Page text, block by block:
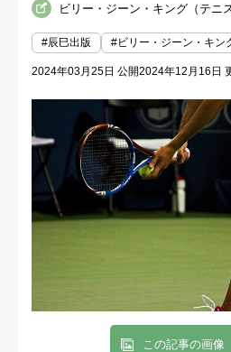
ビリー・ジーン・キング（テニ
#辰巳出版 #ビリー・ジーン・キン
2024年03月25日 公開2024年12月16日
この記事の画像